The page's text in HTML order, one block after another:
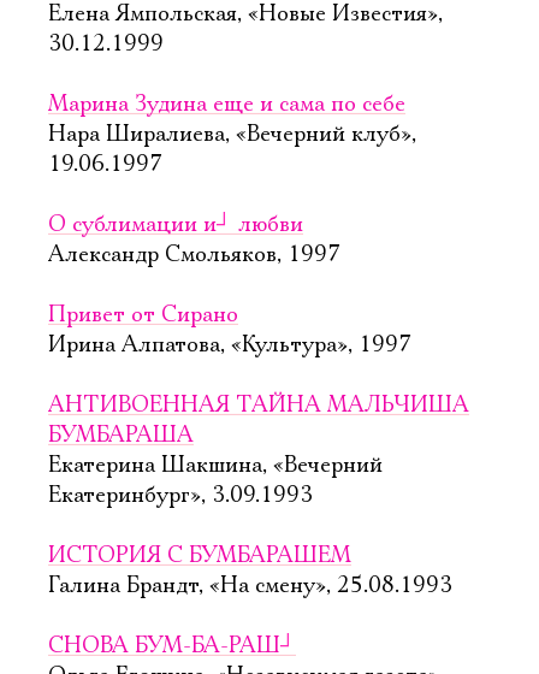
Елена Ямпольская, «Новые Известия»,
30.12.1999
Марина Зудина еще и сама по себе
Нара Ширалиева, «Вечерний клуб»,
19.06.1997
О сублимации и┘ любви
Александр Смольяков, 1997
Привет от Сирано
Ирина Алпатова, «Культура», 1997
АНТИВОЕННАЯ ТАЙНА МАЛЬЧИША
БУМБАРАША
Екатерина Шакшина, «Вечерний
Екатеринбург», 3.09.1993
ИСТОРИЯ С БУМБАРАШЕМ
Галина Брандт, «На смену», 25.08.1993
СНОВА БУМ-БА-РАШ┘